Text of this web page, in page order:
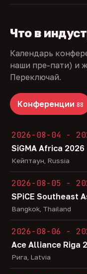
Что в
Календарь
наши пре-пати) и
Переключай.
Конференции 88
2026-08-04 -
SiGMA Africa 2026
Кейптаун, Russia
2026-08-05 -
SPiCE Southeast
Bangkok, Thailand
2026-08-06 -
Ace Alliance Riga
Рига, Latvia